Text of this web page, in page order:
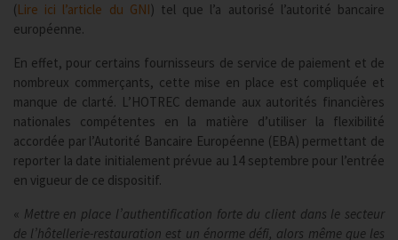
(Lire ici l’article du GNI) tel que l’a autorisé l’autorité bancaire
européenne.
En effet, pour certains fournisseurs de service de paiement et de
nombreux commerçants, cette mise en place est compliquée et
manque de clarté. L’HOTREC demande aux autorités financières
nationales compétentes en la matière d’utiliser la flexibilité
accordée par l’Autorité Bancaire Européenne (EBA) permettant de
reporter la date initialement prévue au 14 septembre pour l’entrée
en vigueur de ce dispositif.
« Mettre en place l’authentification forte du client dans le secteur
de l’hôtellerie-restauration est un énorme défi, alors même que les